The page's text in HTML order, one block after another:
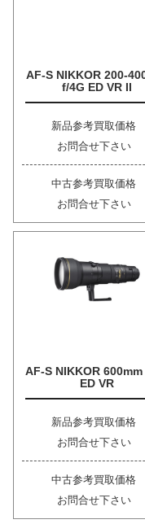
AF-S NIKKOR 200-
f/4G ED VR II
新品参考買取価格
お問合せ下さい
中古参考買取価格
お問合せ下さい
AF-S NIKKOR 600mm
ED VR
新品参考買取価格
お問合せ下さい
中古参考買取価格
お問合せ下さい